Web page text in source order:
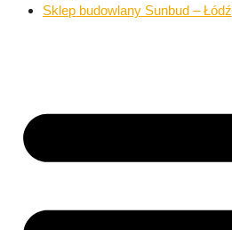
Sklep budowlany Sunbud – Łódź